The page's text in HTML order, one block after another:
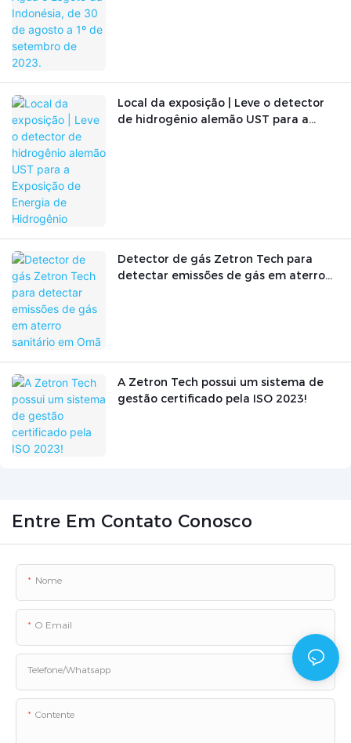
Local da exposição | Leve o detector
de hidrogênio alemão UST para a
Detector de gás Zetron Tech para
detectar emissões de gás em aterro
A Zetron Tech possui um sistema de
gestão certificado pela ISO 2023!
Entre Em Contato Conosco
Nome
O Email
Telefone/whatsapp
Contente